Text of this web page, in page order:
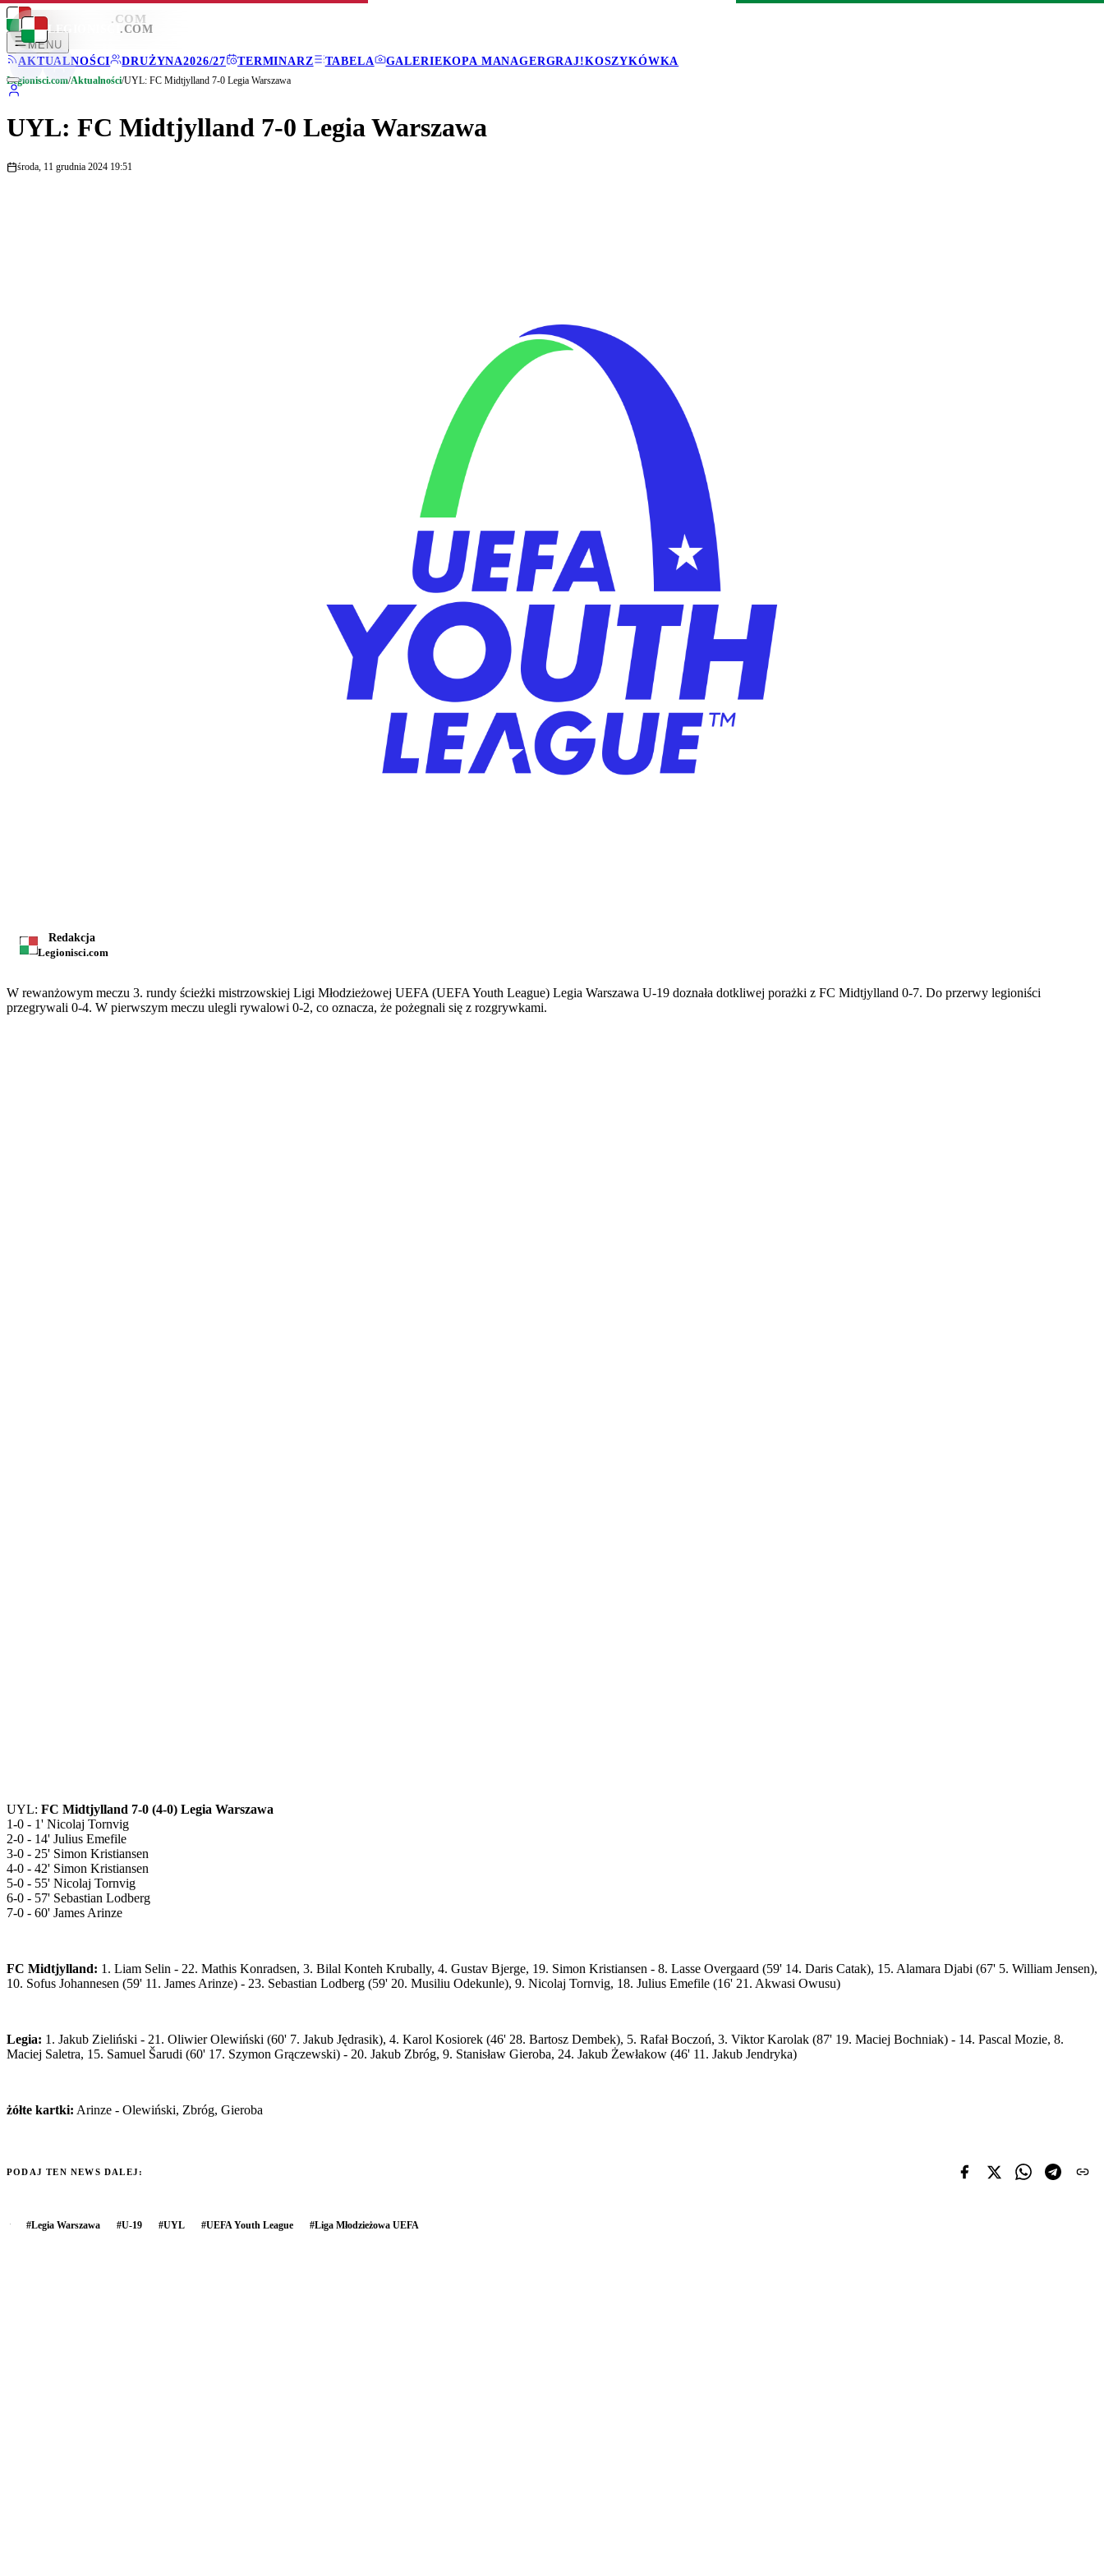
LEGIONISCI .COM
MENU
AKTUALNOŚCI
DRUŻYNA2026/27 TERMINARZ TABELA GALERIEKOPA MANAGERGRAJ!KOSZYKÓWKA
LEGIONISCI .COM
Legionisci.com/Aktualności/UYL: FC Midtjylland 7-0 Legia Warszawa
UYL: FC Midtjylland 7-0 Legia Warszawa
środa, 11 grudnia 2024 19:51
Redakcja
Legionisci.com
W rewanżowym meczu 3. rundy ścieżki mistrzowskiej Ligi Młodzieżowej UEFA (UEFA Youth League) Legia Warszawa U-19 doznała dotkliwej porażki z FC Midtjylland 0-7. Do przerwy legioniści
przegrywali 0-4. W pierwszym meczu ulegli rywalowi 0-2, co oznacza, że pożegnali się z rozgrywkami.
UYL: FC Midtjylland 7-0 (4-0) Legia Warszawa
1-0 - 1' Nicolaj Tornvig
2-0 - 14' Julius Emefile
3-0 - 25' Simon Kristiansen
4-0 - 42' Simon Kristiansen
5-0 - 55' Nicolaj Tornvig
6-0 - 57' Sebastian Lodberg
7-0 - 60' James Arinze
FC Midtjylland: 1. Liam Selin - 22. Mathis Konradsen, 3. Bilal Konteh Krubally, 4. Gustav Bjerge, 19. Simon Kristiansen - 8. Lasse Overgaard (59' 14. Daris Catak), 15. Alamara Djabi (67' 5. William Jensen),
10. Sofus Johannesen (59' 11. James Arinze) - 23. Sebastian Lodberg (59' 20. Musiliu Odekunle), 9. Nicolaj Tornvig, 18. Julius Emefile (16' 21. Akwasi Owusu)
Legia: 1. Jakub Zieliński - 21. Oliwier Olewiński (60' 7. Jakub Jędrasik), 4. Karol Kosiorek (46' 28. Bartosz Dembek), 5. Rafał Boczoń, 3. Viktor Karolak (87' 19. Maciej Bochniak) - 14. Pascal Mozie, 8.
Maciej Saletra, 15. Samuel Šarudi (60' 17. Szymon Grączewski) - 20. Jakub Zbróg, 9. Stanisław Gieroba, 24. Jakub Żewłakow (46' 11. Jakub Jendryka)
żółte kartki: Arinze - Olewiński, Zbróg, Gieroba
PODAJ TEN NEWS DALEJ:
#Legia Warszawa #U-19 #UYL #UEFA Youth League #Liga Młodzieżowa UEFA